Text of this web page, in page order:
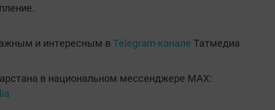
и интересным в Telegram-канале Татмедиа
в национальном мессенджере MАХ: